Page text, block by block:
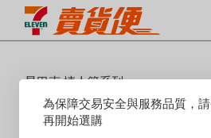
星巴克 情人節系列
賣場說明：
Reset
Focus
為保障交易安全與服務品質，
再開始選購